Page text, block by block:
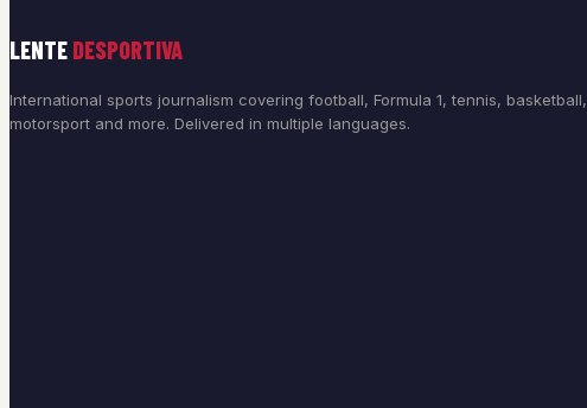
LENTE DESPORTIVA
International sports journalism covering football, Formula 1, tennis, basketball,
motorsport and more. Delivered in multiple languages.